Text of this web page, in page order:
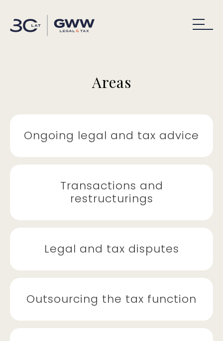
Areas
Ongoing legal and tax advice
Transactions and
restructurings
Legal and tax disputes
Outsourcing the tax function